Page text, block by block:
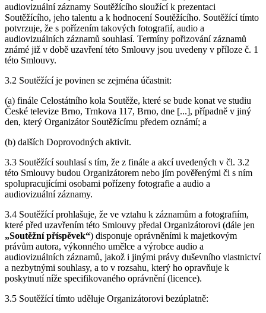
audiovizuální záznamy Soutěžícího sloužící k prezentaci
Soutěžícího, jeho talentu a k hodnocení Soutěžícího. Soutěžící tímto
potvrzuje, že s pořízením takových fotografií, audio a
audiovizuálních záznamů souhlasí. Termíny pořizování záznamů
známé již v době uzavření této Smlouvy jsou uvedeny v příloze č. 1
této Smlouvy.
3.2 Soutěžící je povinen se zejména účastnit:
(a) finále Celostátního kola Soutěže, které se bude konat ve studiu
České televize Brno, Trnkova 117, Brno, dne [...], případně v jiný
den, který Organizátor Soutěžícímu předem oznámí; a
(b) dalších Doprovodných aktivit.
3.3 Soutěžící souhlasí s tím, že z finále a akcí uvedených v čl. 3.2
této Smlouvy budou Organizátorem nebo jím pověřenými či s ním
spolupracujícími osobami pořízeny fotografie a audio a
audiovizuální záznamy.
3.4 Soutěžící prohlašuje, že ve vztahu k záznamům a fotografiím,
které před uzavřením této Smlouvy předal Organizátorovi (dále jen
„Soutěžní příspěvek“) disponuje oprávněními k majetkovým
právům autora, výkonného umělce a výrobce audio a
audiovizuálních záznamů, jakož i jinými právy duševního vlastnictví
a nezbytnými souhlasy, a to v rozsahu, který ho opravňuje k
poskytnutí níže specifikovaného oprávnění (licence).
3.5 Soutěžící tímto uděluje Organizátorovi bezúplatně: